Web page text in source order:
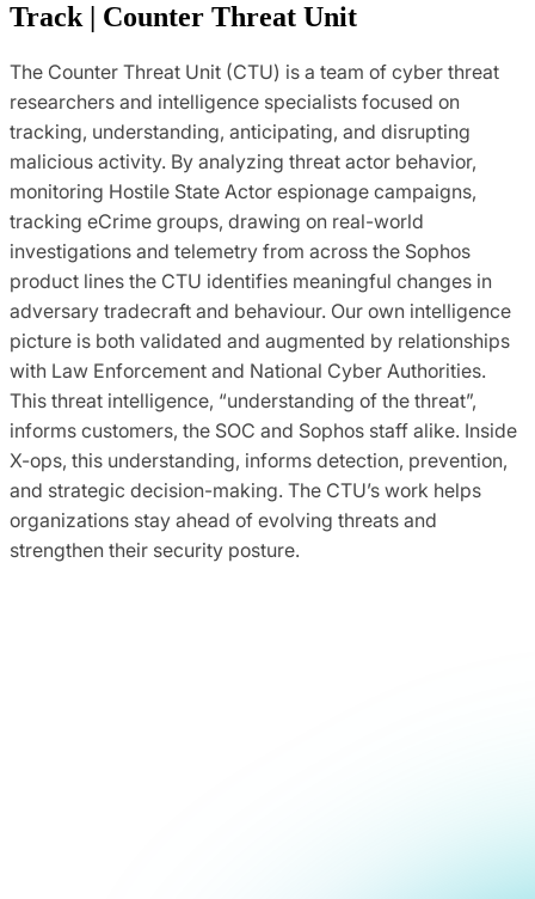
Track | Counter Threat Unit
The Counter Threat Unit (CTU) is a team of cyber threat
researchers and intelligence specialists focused on
tracking, understanding, anticipating, and disrupting
malicious activity. By analyzing threat actor behavior,
monitoring Hostile State Actor espionage campaigns,
tracking eCrime groups, drawing on real-world
investigations and telemetry from across the Sophos
product lines the CTU identifies meaningful changes in
adversary tradecraft and behaviour. Our own intelligence
picture is both validated and augmented by relationships
with Law Enforcement and National Cyber Authorities.
This threat intelligence, “understanding of the threat”,
informs customers, the SOC and Sophos staff alike. Inside
X-ops, this understanding, informs detection, prevention,
and strategic decision-making. The CTU’s work helps
organizations stay ahead of evolving threats and
strengthen their security posture.